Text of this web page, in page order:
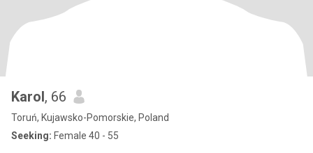
Karol, 66
Toruń, Kujawsko-Pomorskie, Poland
Seeking: Female 40 - 55